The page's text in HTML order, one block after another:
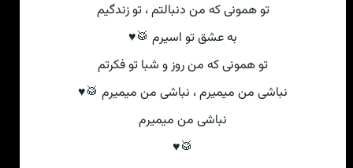
تو همونی که من دنبالتم ، تو زندگیم
به عشق تو اسیرم 🥁♥
تو همونی که من روز و شبا تو فکرتم
نباشی من میمیرم ، نباشی من میمیرم 🥁♥
نباشی من میمیرم
🥁♥